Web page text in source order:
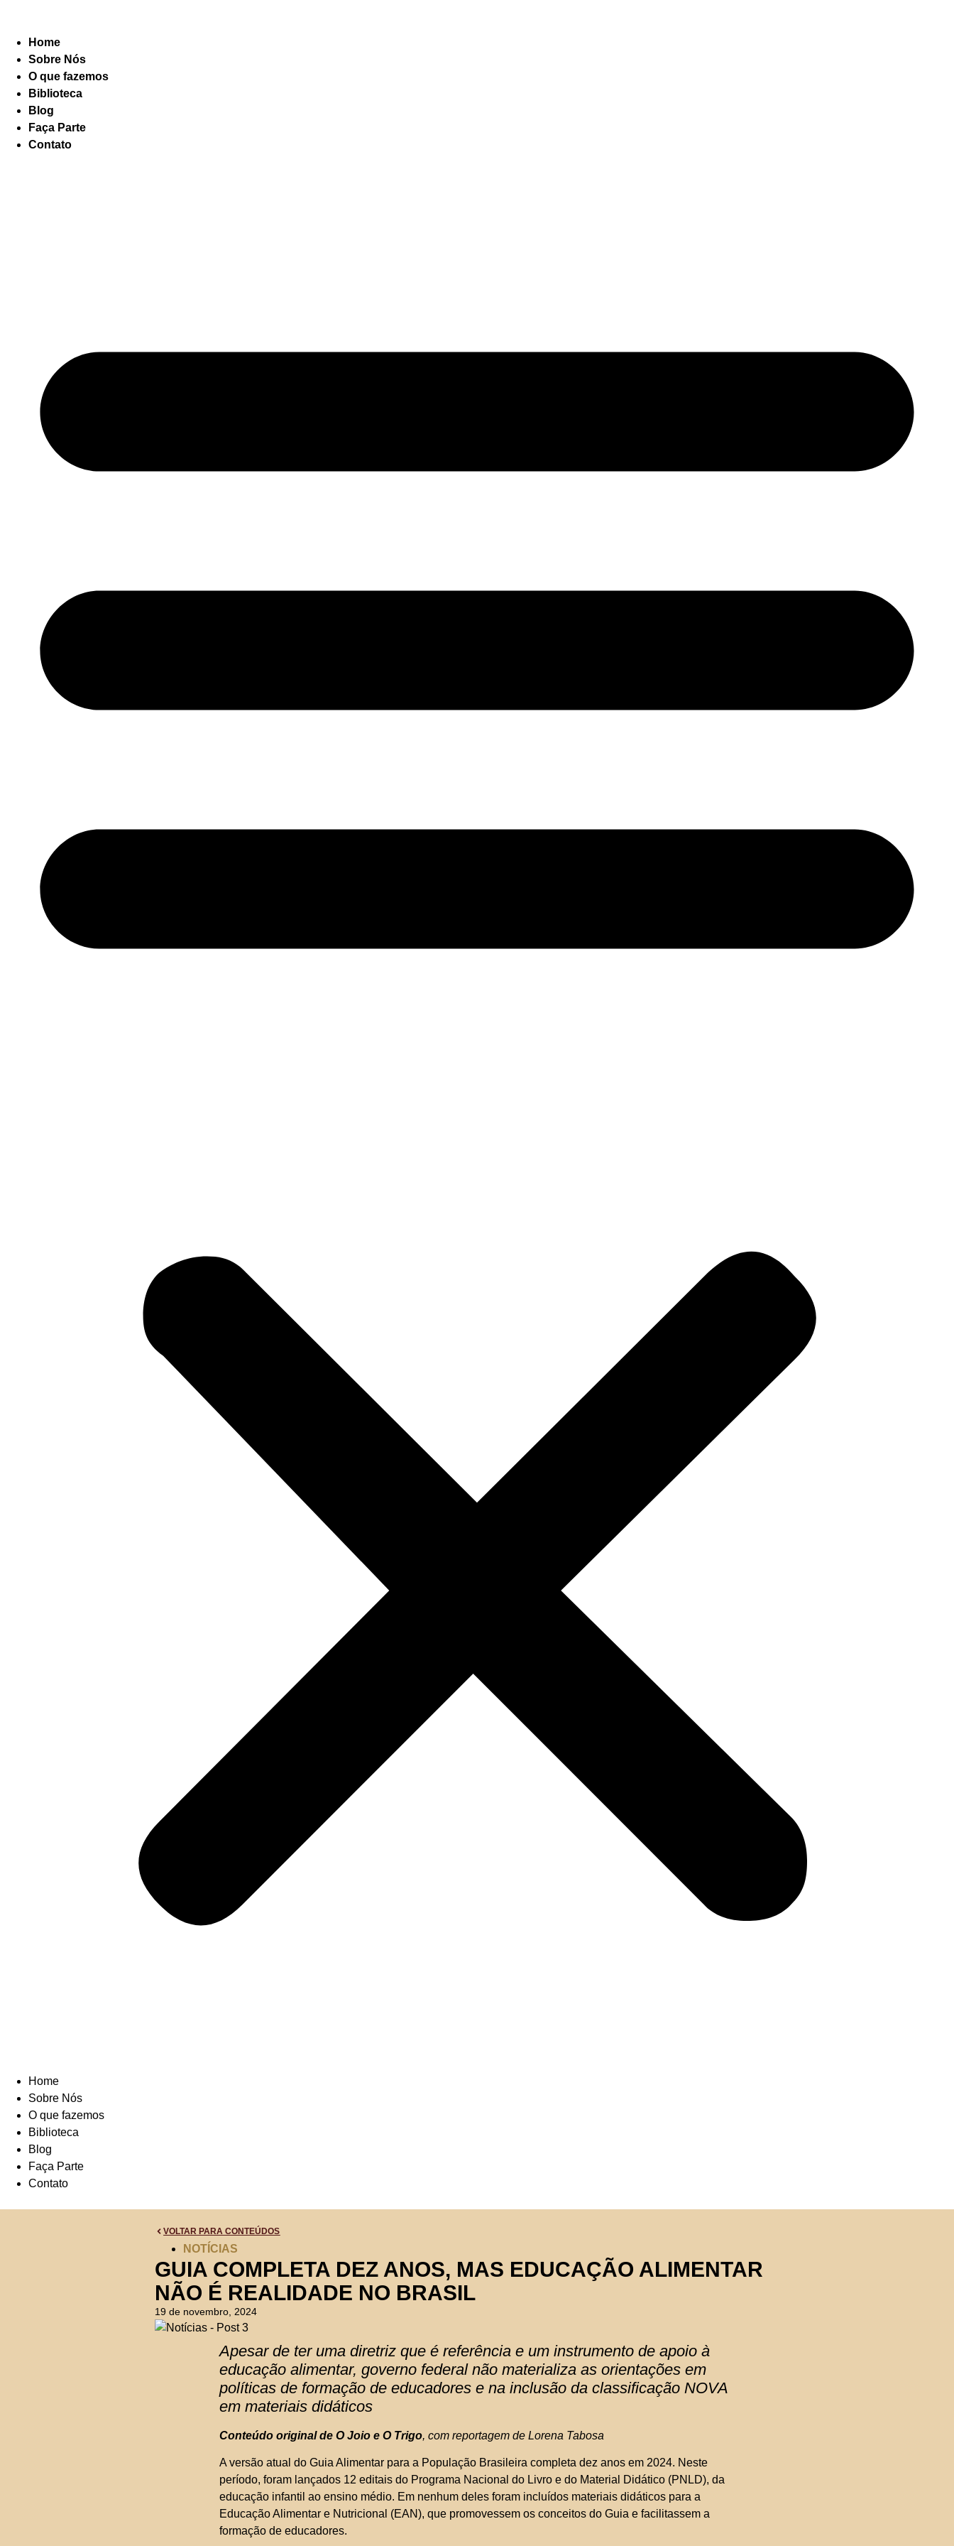
Home
Sobre Nós
O que fazemos
Biblioteca
Blog
Faça Parte
Contato
Home
Sobre Nós
O que fazemos
Biblioteca
Blog
Faça Parte
Contato
VOLTAR PARA CONTEÚDOS
NOTÍCIAS
GUIA COMPLETA DEZ ANOS, MAS EDUCAÇÃO ALIMENTAR
NÃO É REALIDADE NO BRASIL
19 de novembro, 2024
Apesar de ter uma diretriz que é referência e um instrumento de apoio à
educação alimentar, governo federal não materializa as orientações em
políticas de formação de educadores e na inclusão da classificação NOVA
em materiais didáticos
Conteúdo original de O Joio e O Trigo, com reportagem de Lorena Tabosa
A versão atual do Guia Alimentar para a População Brasileira completa dez anos em 2024. Neste
período, foram lançados 12 editais do Programa Nacional do Livro e do Material Didático (PNLD), da
educação infantil ao ensino médio. Em nenhum deles foram incluídos materiais didáticos para a
Educação Alimentar e Nutricional (EAN), que promovessem os conceitos do Guia e facilitassem a
formação de educadores.